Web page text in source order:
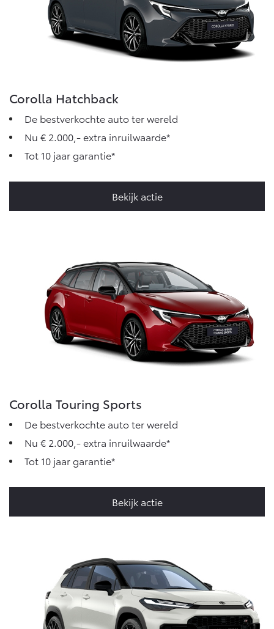
Corolla Hatchback
De bestverkochte auto ter wereld
Nu € 2.000,- extra inruilwaarde*
Tot 10 jaar garantie*
Bekijk actie
Corolla Touring Sports
De bestverkochte auto ter wereld
Nu € 2.000,- extra inruilwaarde*
Tot 10 jaar garantie*
Bekijk actie